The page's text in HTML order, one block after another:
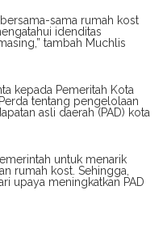
sama rumah kost
idenditas
tambah Muchlis
kepada Pemeritah Kota
tentang pengelolaan
asli daerah (PAD) kota
untuk menarik
rumah kost. Sehingga,
upaya meningkatkan PAD